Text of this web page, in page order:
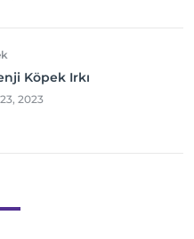
Köpek Irkı
2023